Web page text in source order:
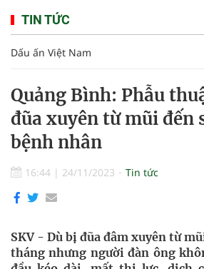
TIN TỨC
Dấu ấn Việt Nam
Quảng Bình: Phẫu
đũa xuyên từ mũi đến
bệnh nhân
16:44 | 24/11/2023 Tin tức
SKV - Dù bị đũa đâm xuyên từ
tháng nhưng người đàn ông